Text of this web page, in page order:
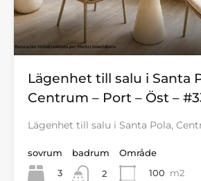
Lägenhet till salu i Santa
Centrum – Port – Öst –
Lägenhet till salu i Santa Pola,
sovrum
3
badrum
2
Område
100 m2